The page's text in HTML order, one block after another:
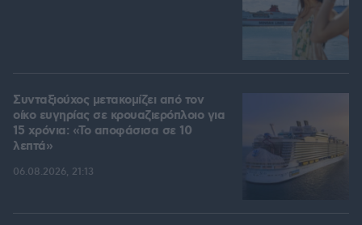
Συνταξιούχος μετακομίζει από τον
οίκο ευγηρίας σε κρουαζιερόπλοιο για
15 χρόνια: «Το αποφάσισα σε 10
λεπτά»
06.08.2026, 21:13